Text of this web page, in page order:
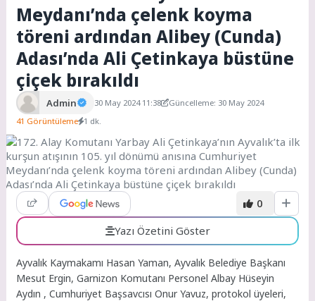
Meydanı’nda çelenk koyma
töreni ardından Alibey (Cunda)
Adası’nda Ali Çetinkaya büstüne
çiçek bırakıldı
Admin 30 May 2024 11:38
Güncelleme: 30 May 2024
41 Görüntüleme 1 dk.
0
Yazı Özetini Göster
Ayvalık Kaymakamı Hasan Yaman, Ayvalık Belediye Başkanı
Mesut Ergin, Garnizon Komutanı Personel Albay Hüseyin
Aydın , Cumhuriyet Başsavcısı Onur Yavuz, protokol üyeleri,